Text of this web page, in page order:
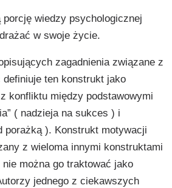
wiedzy psychologicznej
w swoje życie.
zagadnienia związane z
ten konstrukt jako
konfliktu między podstawowymi
( nadzieja na sukces ) i
porażką ). Konstrukt motywacji
z wieloma innymi konstruktami
można go traktować jako
jednego z ciekawszych